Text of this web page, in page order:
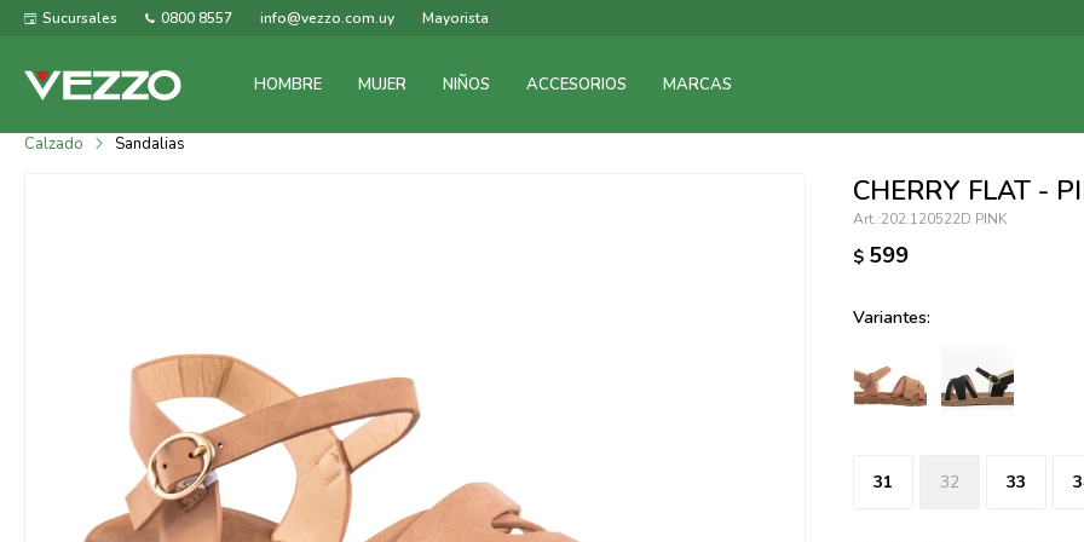
HOMBRE MUJER NIÑOS ACCESORIOS MARCAS
Sucursales 0800 8557 info@vezzo.com.uy Mayorista
Calzado Sandalias
CHERRY FLAT -
202.120522D PINK
$ 599
Variantes:
31 32 33
095900365
095305135
095101429
095277079
097538242